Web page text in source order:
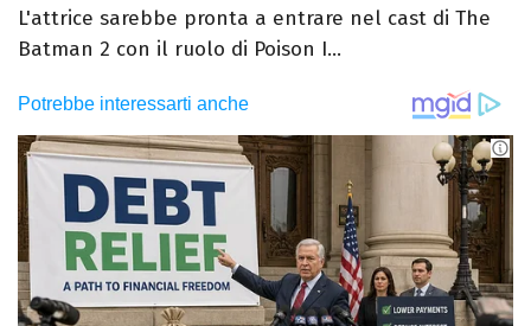
L'attrice sarebbe pronta a entrare nel cast di The
Batman 2 con il ruolo di Poison I...